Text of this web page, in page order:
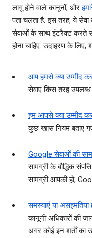
लागू होने वाले कानूनों, और
पता चलता है. इस तरह, ये
सेवाओं के साथ इंटरैक्ट करते
होना चाहिए. उदाहरण के लिए,
आप हमसे क्या उम्मीद
सेवाएं किस तरह
हम आपसे क्या उम्मीद
कुछ खास नियम बताए
Google सेवाओं की
सामग्री के बौद्धिक
सामग्री आपकी हो,
समस्याएं या असहमतियां
कानूनी अधिकारों की
अगर कोई इन शर्तों का